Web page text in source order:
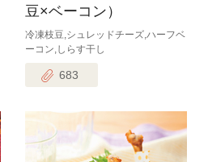
豆×ベーコン）
冷凍枝豆,シュレッドチーズ,ハーフベ
ーコン,しらす干し
683